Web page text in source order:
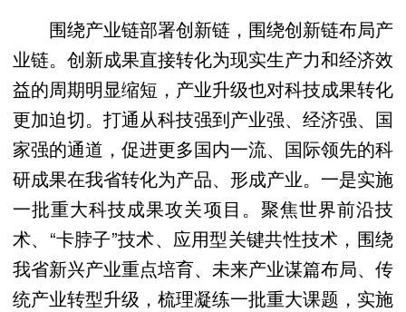
围绕产业链部署创新链，围绕创新链布局产
业链。创新成果直接转化为现实生产力和经济效
益的周期明显缩短，产业升级也对科技成果转化
更加迫切。打通从科技强到产业强、经济强、国
家强的通道，促进更多国内一流、国际领先的科
研成果在我省转化为产品、形成产业。一是实施
一批重大科技成果攻关项目。聚焦世界前沿技
术、“卡脖子”技术、应用型关键共性技术，围绕
我省新兴产业重点培育、未来产业谋篇布局、传
统产业转型升级，梳理凝练一批重大课题，实施